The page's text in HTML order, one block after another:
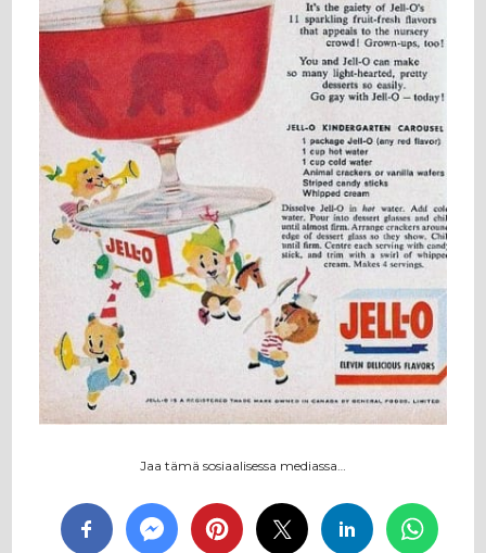
Jaa tämä sosiaalisessa mediassa…